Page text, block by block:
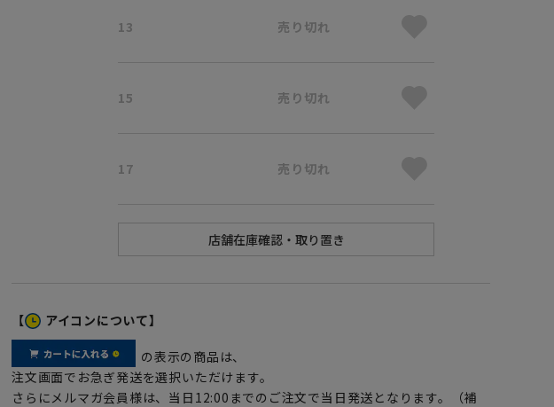
13 売り切れ
15 売り切れ
17 売り切れ
【 アイコンについて】
の表示の商品は、
注文画面でお急ぎ発送を選択いただけます。
さらにメルマガ会員様は、当日12:00までのご注文で当日発送となります。（補